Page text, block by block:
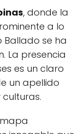
, donde la
a lo
Ballado se ha
La presencia
es un claro
un apellido